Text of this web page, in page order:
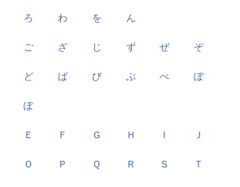
ろ わ を ん
ご ざ じ ず ぜ ぞ
ど ば び ぶ べ ぼ
ぽ
Ｅ Ｆ Ｇ Ｈ Ｉ Ｊ
Ｏ Ｐ Ｑ Ｒ Ｓ Ｔ